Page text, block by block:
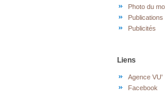
Photo du
Publicités
Liens
Agence VU'
Facebook